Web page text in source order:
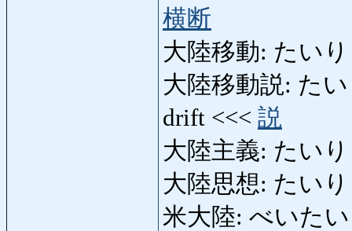
横断
大陸移動: たい
大陸移動説: た
drift <<< 説
大陸主義: たい
大陸思想: たい
米大陸: べいた